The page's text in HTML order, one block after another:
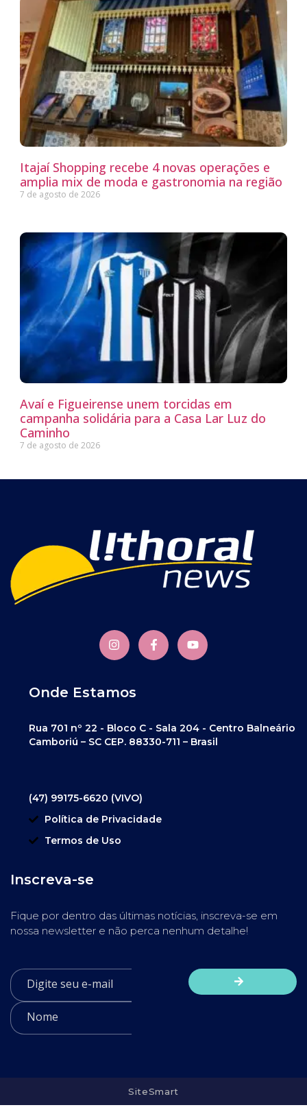
Itajaí Shopping recebe 4 novas operações e
amplia mix de moda e gastronomia na região
7 de agosto de 2026
Avaí e Figueirense unem torcidas em
campanha solidária para a Casa Lar Luz do
Caminho
7 de agosto de 2026
Onde Estamos
Rua 701 nº 22 - Bloco C - Sala 204 - Centro Balneário
Camboriú – SC CEP. 88330-711 – Brasil
(47) 99175-6620 (VIVO)
Política de Privacidade
Termos de Uso
Inscreva-se
Fique por dentro das últimas notícias, inscreva-se em
nossa newsletter e não perca nenhum detalhe!
SiteSmart